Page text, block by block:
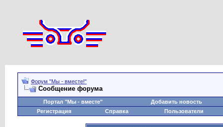
Форум "Мы - вместе!"
Сообщение форума
Портал "Мы - вместе"
Добавить новость
Регистрация
Справка Пользователи